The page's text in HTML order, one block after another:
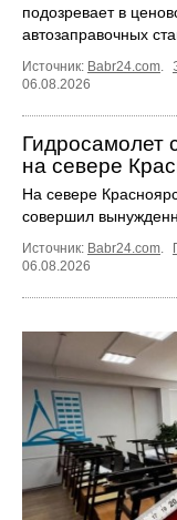
подозревает в
автозаправочных
Источник: Babr24.com.
06.08.2026
Гидросамолет
на севере
На севере
совершил
Источник: Babr24.com.
06.08.2026